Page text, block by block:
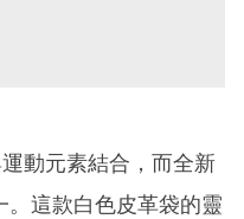
動元素結合，而全新
這款白色皮革袋的靈